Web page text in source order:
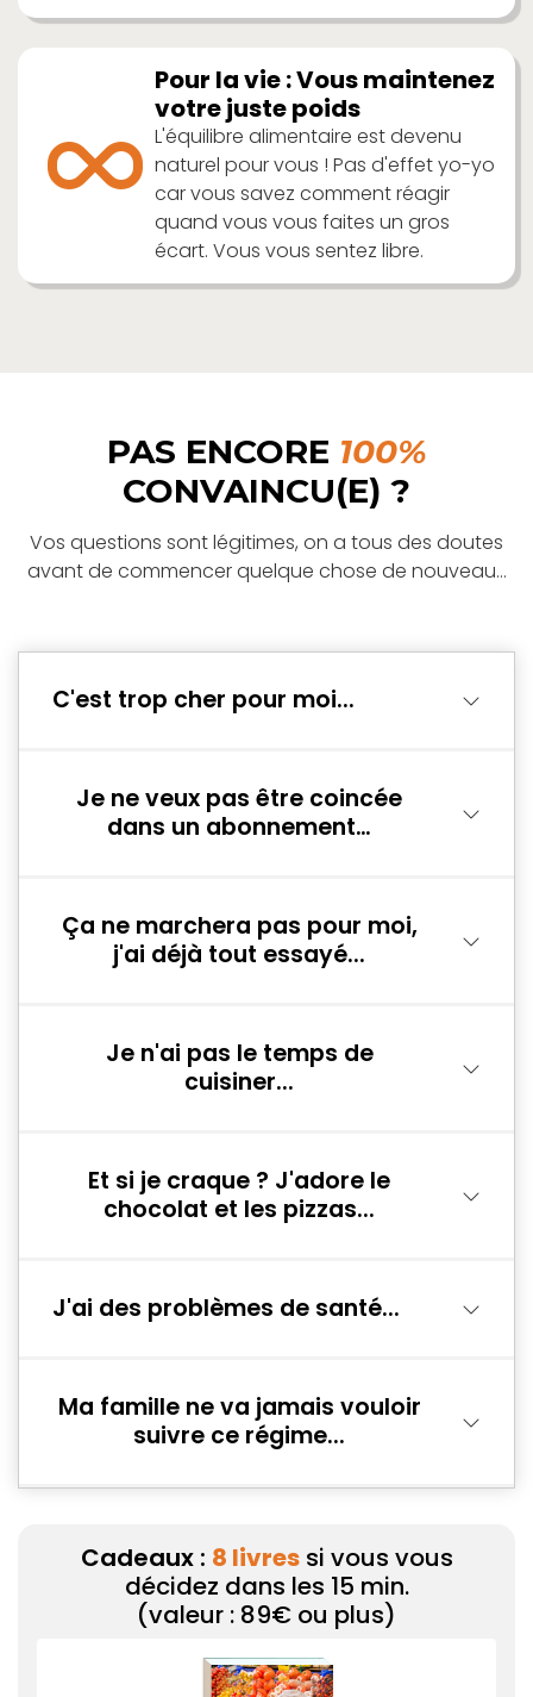
Pour la vie : Vous maintenez
votre juste poids
L'équilibre alimentaire est devenu
naturel pour vous ! Pas d'effet yo-yo
car vous savez comment réagir
quand vous vous faites un gros
écart. Vous vous sentez libre.
PAS ENCORE 100%
CONVAINCU(E) ?
Vos questions sont légitimes, on a tous des doutes
avant de commencer quelque chose de nouveau…
C'est trop cher pour moi...
Je ne veux pas être coincée
dans un abonnement…
Ça ne marchera pas pour moi,
j'ai déjà tout essayé...
Je n'ai pas le temps de
cuisiner...
Et si je craque ? J'adore le
chocolat et les pizzas...
J'ai des problèmes de santé...
Ma famille ne va jamais vouloir
suivre ce régime...
Cadeaux : 8 livressi vous vous
décidez dans les 15 min.
(valeur : 89€ ou plus)